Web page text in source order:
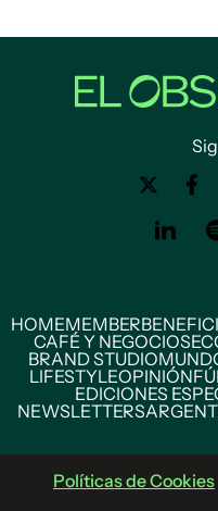
HOMEMEMBER
CAFÉ Y NEGOCIOS
BRAND STUDIO
LIFESTYLEOPINIÓN
EDICIONES
NEWSLETTERS
Políticas de Cookies